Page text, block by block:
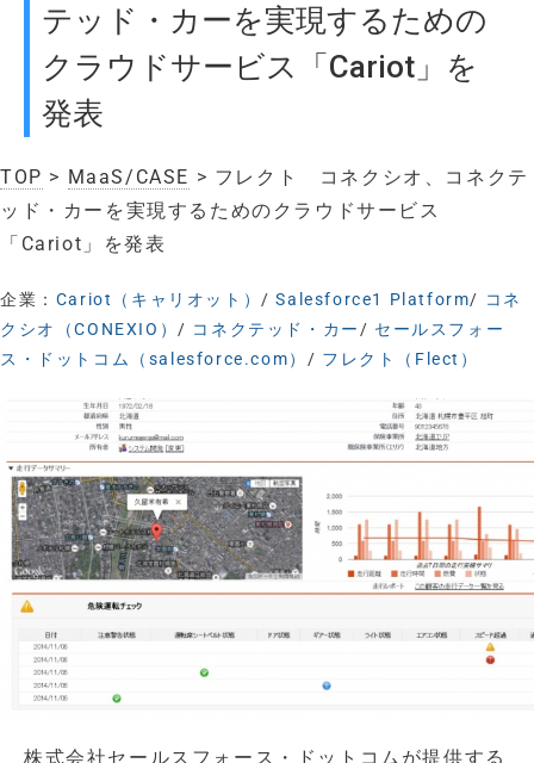
テッド・カーを実現するための
クラウドサービス「Cariot」を
発表
TOP > MaaS/CASE > フレクト コネクシオ、コネクテ
ッド・カーを実現するためのクラウドサービス
「Cariot」を発表
企業： Cariot（キャリオット）/Salesforce1 Platform/ コネ
クシオ（CONEXIO）/ コネクテッド・カー/ セールスフォー
ス・ドットコム（salesforce.com） / フレクト（Flect）
株式会社セールスフォース・ドットコムが提供する